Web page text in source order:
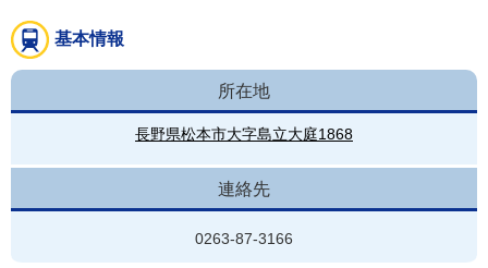
基本情報
所在地
長野県松本市大字島立大庭1868
連絡先
0263-87-3166